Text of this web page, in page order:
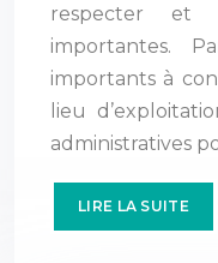
respecter et
importantes.
importants à
lieu
administratives
LIRE LA SUITE